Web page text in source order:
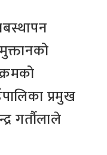
प्रमुख
गर्तौलाले